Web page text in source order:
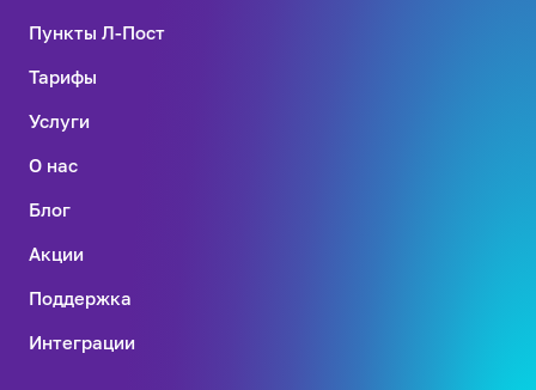
Пункты Л-Пост
Тарифы
Услуги
О нас
Блог
Акции
Поддержка
Интеграции